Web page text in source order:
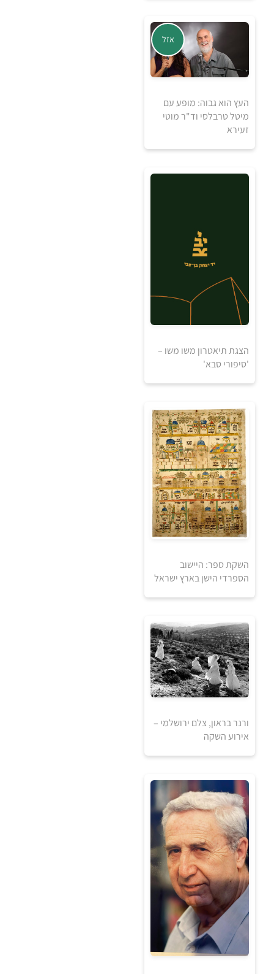
5
5
₪
למידע ולרכישה
למידע ולרכישה
אזל מהמלאי
אזל
העץ הוא גבוה: מופע עם
מיטל טרבלסי וד"ר מוטי
זעירא
5
למידע ולרכישה
הצגת תיאטרון משו משו –
'סיפורי סבא'
5
למידע ולרכישה
השקת ספר: היישוב
הספרדי הישן בארץ ישראל
0
₪
ורנר בראון, צלם ירושלמי –
אירוע השקה